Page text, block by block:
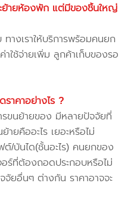
ย้ายห้องพัก แต่มีของชิ้นใหญ่
างเราให้บริการพร้อมคนยก
ใช้จ่ายเพิ่ม ลูกค้าเก็บของรอ
าคาอย่างไร ?
รขนย้ายของ มีหลายปัจจัยที่
ยคืออะไร เยอะหรือไม่
/บันได(ชั้นอะไร) คนยกของ
ร์ที่ต้องถอดประกอบหรือไม่
จัยอื่นๆ ต่างกัน ราคาอาจจะ